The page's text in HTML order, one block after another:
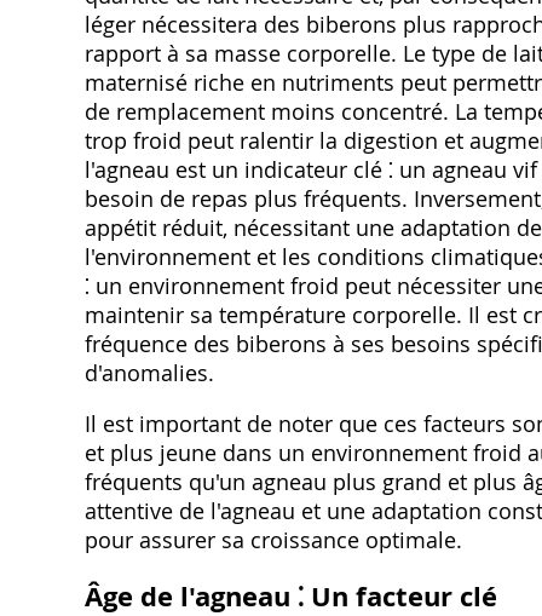
léger nécessitera des biberons plus
rapport à sa masse corporelle. Le type de
maternisé riche en nutriments peut
de remplacement moins concentré. La
trop froid peut ralentir la digestion et
l'agneau est un indicateur clé ⁚ un agneau
besoin de repas plus fréquents.
appétit réduit, nécessitant une adaptation
l'environnement et les conditions
⁚ un environnement froid peut nécessiter
maintenir sa température corporelle. Il est
fréquence des biberons à ses besoins
d'anomalies.
Il est important de noter que ces facteurs
et plus jeune dans un environnement froid
fréquents qu'un agneau plus grand et plus
attentive de l'agneau et une adaptation
pour assurer sa croissance optimale.
Âge de l'agneau ⁚ Un facteur clé